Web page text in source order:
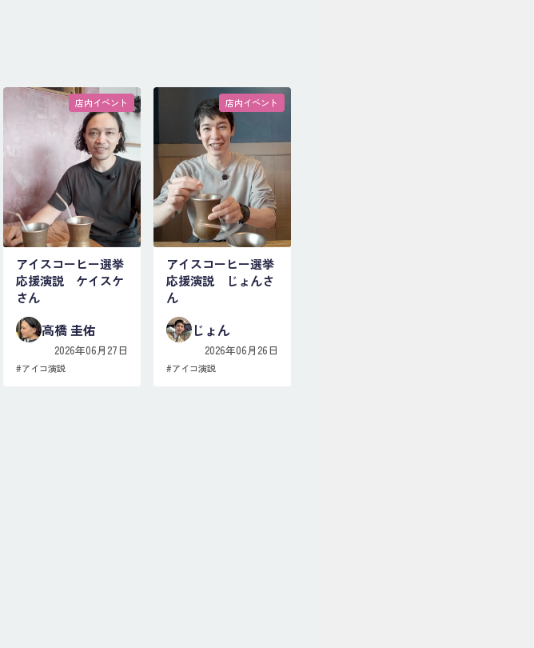
店内イベント
アイスコーヒー選挙
応援演説 ケイスケ
さん
高橋 圭佑
2026年06月27日
#アイコ演説
店内イベント
アイスコーヒー選挙
応援演説 じょんさ
ん
じょん
2026年06月26日
#アイコ演説